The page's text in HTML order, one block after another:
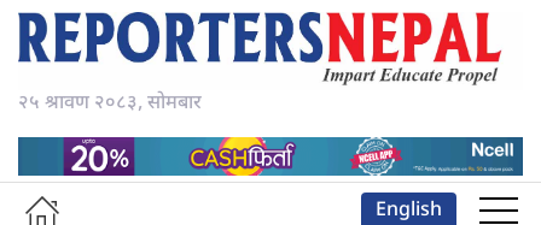
२५ श्रावण २०८३, सोमबार
English